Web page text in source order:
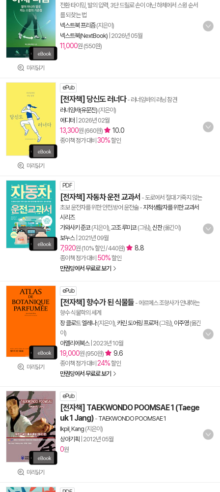
미리읽기
전환 타이밍, 발의 압력, 3단 드릴로 손이 아닌 하체에서 스윙 순서
를 되찾는 법
넥스트북 프리즘(지은이)
넥스트북(NextBook) 2026년 05월
11,000원 (550원)
미리읽기
ePub
[전자책] 당신도 러너다- 러너임바의 러닝 참견
러너임바(유문진) (지은이)
에디터 2026년 02월
13,300원 (660원) 10.0
종이책 정가 대비 30%할인
PDF
[전자책] 자동차 운전 교과서 - 도로에서 절대 기죽지 않는
초보 운전자를 위한 안전.방어 운전술- 지적생활자를 위한 교과서
시리즈
가와사키 준코(지은이), 고조 루미코(그림), 신찬(옮긴이)
보누스| 2021년 09월
7,920원 (10% 할인 / 440원) 8.8
종이책 정가 대비 50%할인
만권당에서 무료로 보기
미리읽기
ePub
[전자책] 향수가 된 식물들 - 에르메스 조향사가 안내하는
향수 식물학의 세계
장 클로드 엘레나(지은이), 카린 도어링 프로저 (그림), 이주영(옮긴
이)
아멜리에북스| 2023년 10월
19,000원 (950원) 9.6
종이책 정가 대비 24%할인
만권당에서 무료로 보기
미리읽기
ePub
[전자책] TAEKWONDO POOMSAE 1 (Taege
uk 1 Jang) - TAEKWONDO POOMSAE 1
Ikpil, Kang (지은이)
상아기획 2012년 05월
0원